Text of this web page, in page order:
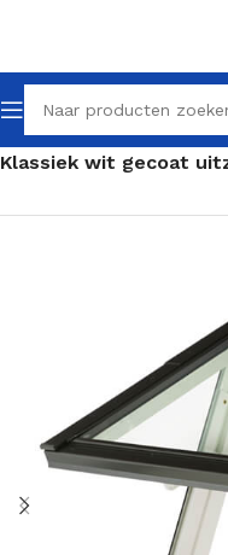
Home Klassieke
Klassiek wit gecoat